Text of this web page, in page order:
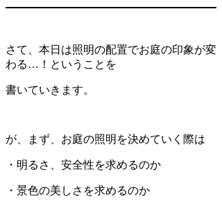
さて、本日は照明の配置でお庭の印象が変
わる…！ということを
書いていきます。
が、まず、お庭の照明を決めていく際は
・明るさ、安全性を求めるのか
・景色の美しさを求めるのか